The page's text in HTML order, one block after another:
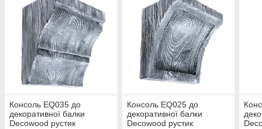
Консоль EQ035 до
декоративної балки
Decowood рустик
Консоль EQ025 до
декоративної балки
Decowood рустик